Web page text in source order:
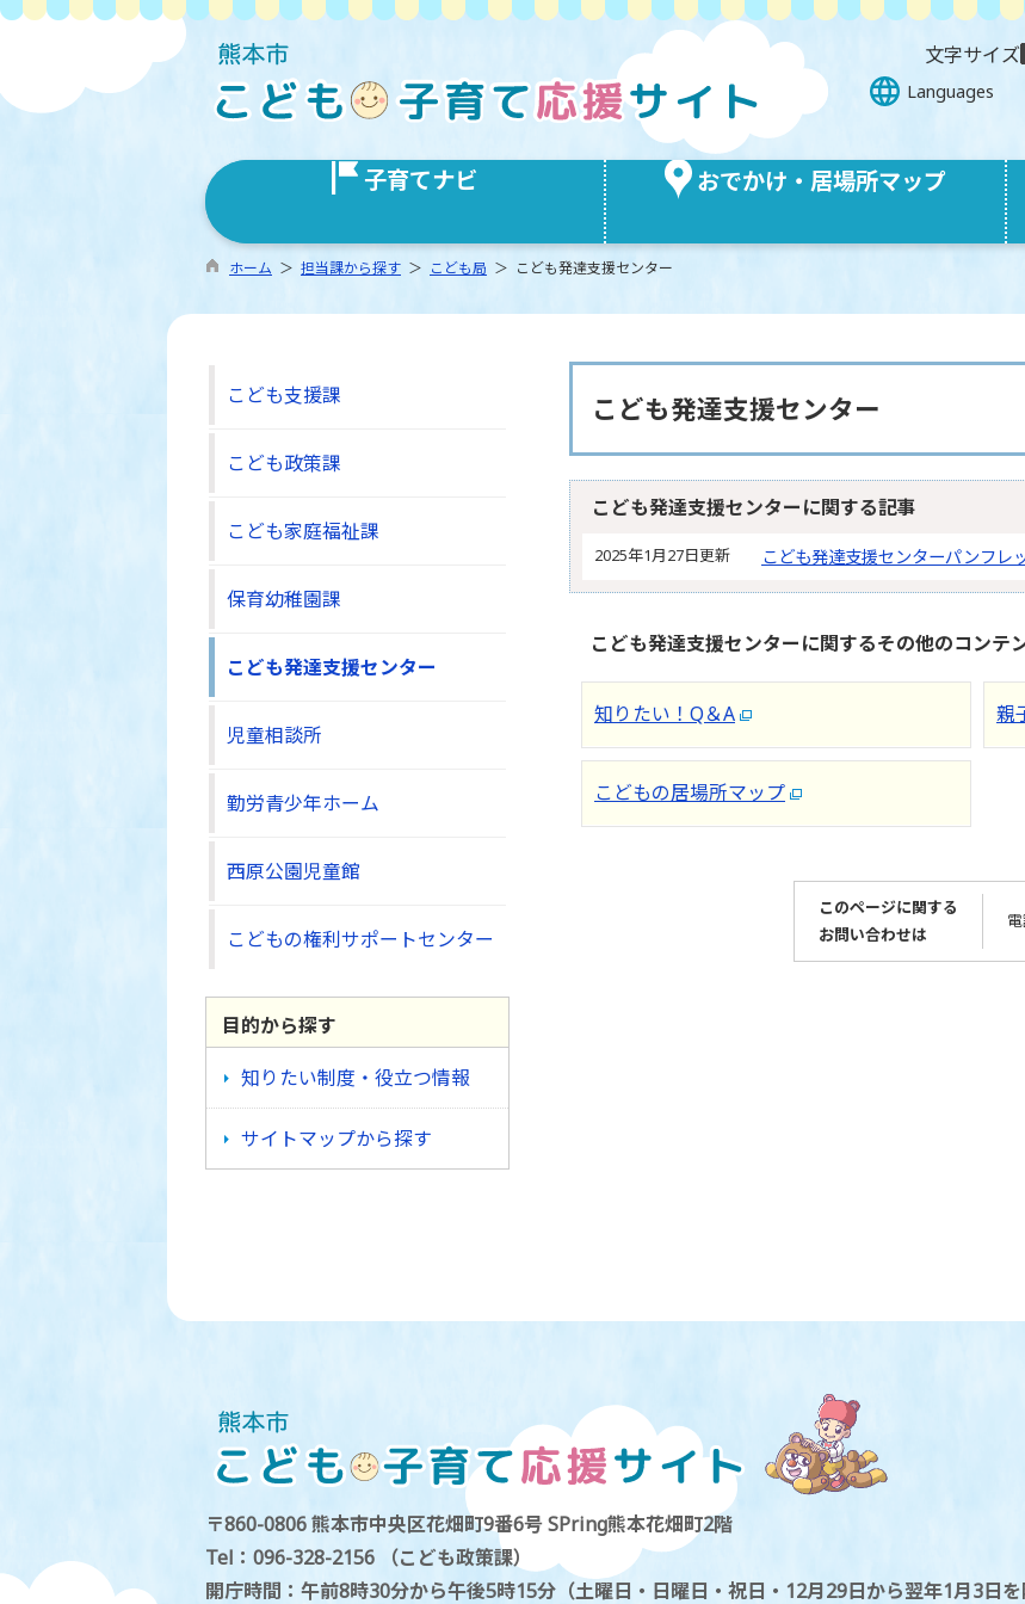
文字サイズ
Languages
子育てナビ おでかけ・居場所マップ
ホーム ＞ 担当課から探す ＞ こども局 ＞ こども発達支援センター
こども発達支援センター
こども発達支援センターに関する記事
2025年1月27日更新 こども発達支援センターパンフレ
こども発達支援センターに関するその他のコンテ
知りたい！Q＆A 親
こどもの居場所マップ
このページに関する
お問い合わせは
こども支援課
こども政策課
こども家庭福祉課
保育幼稚園課
こども発達支援センター
児童相談所
勤労青少年ホーム
西原公園児童館
こどもの権利サポートセンター
目的から探す
知りたい制度・役立つ情報
サイトマップから探す
〒860-0806 熊本市中央区花畑町9番6号 SPring熊本花畑町2階
Tel：096-328-2156 （こども政策課）
開庁時間：午前8時30分から午後5時15分（土曜日・日曜日・祝日・12月29日から翌年1月3日を